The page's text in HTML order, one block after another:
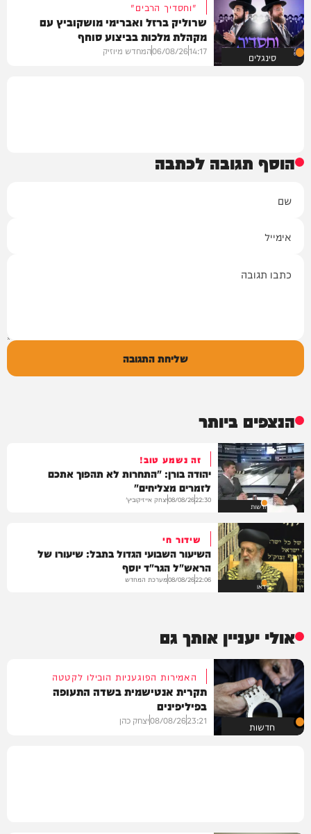
סינגלים
"וחסדיך הרבים"
שרוליק ברזל ואברימי מושקוביץ עם
מקהלת מלכות בביצוע סוחף
14:17
06/08/26המחדש מיוזיק
הוסף תגובה לכתבה
שליחת התגובה
הנצפים ביותר
חדשות
זה נשמע טוב!
יהודה בורן: "התחרות לא תהפוך אתכם
לזמרים מצליחים"
22:30
08/08/26יצחק אייזיקוביץ'
וידאו
שידור חי
השיעור השבועי הגדול בתבל: שיעורו של
הראש"ל הגר"ד יוסף
22:06
08/08/26מערכת המחדש
אולי יעניין אותך גם
חדשות
האמירות הפוגעניות הובילו לקטטה
תקרית אנטישמית בשדה התעופה
בפיליפינים
23:21
08/08/26יצחק כהן